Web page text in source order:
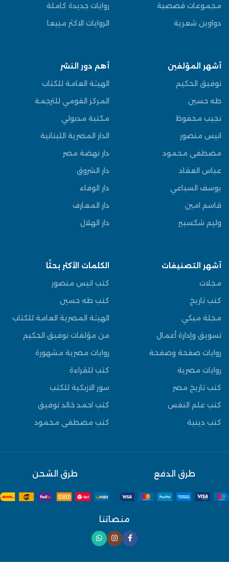
مجموعات قصصية
دواوين شعرية
روايات جديدة كاملة
الروايات الاكثر مبيعا
أشهر المؤلفين
توفيق الحكيم
طه حسين
نجيب محفوظ
انيس منصور
مصطفى محمود
عباس العقاد
يوسف السباعي
قاسم امين
وليم شكسبير
أهم دور النشر
الهيئة العامة للكتاب
المركز القومي للترجمة
مكتبة مدبولي
الدار المصرية اللبنانية
دار نهضة مصر
دار الشروق
دار الوفاء
دار المعارف
دار الهلال
أشهر التصنيفات
مجلات
كتب تاريخ
مجلة ميكي
تسويق وإدارة أعمال
روايات صفحة وصفحة
روايات مصرية
كتب تاريخ مصر
كتب علم النفس
كتب دينية
الكلمات الأكثر بحثًا
كتب انيس منصور
كتب طه حسين
الهيئة المصرية العامة للكتاب
من مؤلفات توفيق الحكيم
روايات مصرية مشهورة
كتب للقراءة
سور الازبكية للكتب
كتب احمد خالد توفيق
كتب مصطفى محمود
طرق الدفع طرق الشحن
منصاتنا